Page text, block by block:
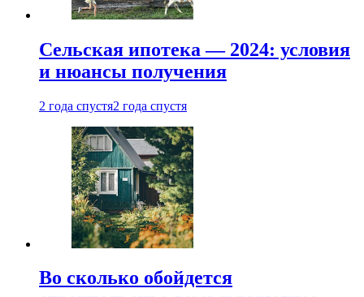
Сельская ипотека — 2024: условия
и нюансы получения
2 года спустя2 года спустя
Во сколько обойдется